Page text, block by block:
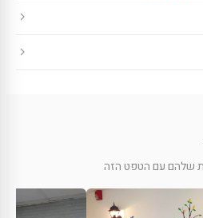
שלהם עם הטפט הזה